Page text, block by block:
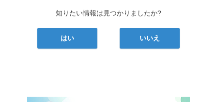
知りたい情報は見つかりましたか?
はい いいえ